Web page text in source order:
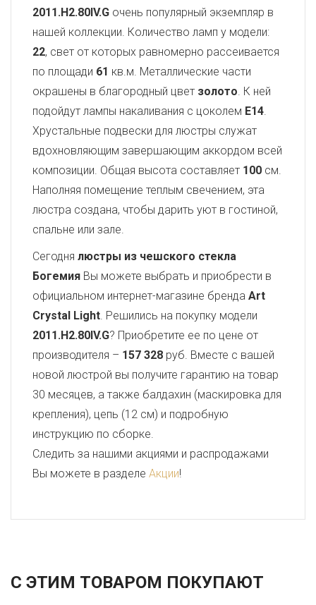
2011.H2.80IV.G очень популярный экземпляр в
нашей коллекции. Количество ламп у модели:
22, свет от которых равномерно рассеивается
по площади 61 кв.м. Металлические части
окрашены в благородный цвет золото. К ней
подойдут лампы накаливания с цоколем E14.
Хрустальные подвески для люстры служат
вдохновляющим завершающим аккордом всей
композиции. Общая высота составляет 100 см.
Наполняя помещение теплым свечением, эта
люстра создана, чтобы дарить уют в гостиной,
спальне или зале.
Сегодня люстры из чешского стекла
Богемия Вы можете выбрать и приобрести в
официальном интернет-магазине бренда Art
Crystal Light. Решились на покупку модели
2011.H2.80IV.G? Приобретите ее по цене от
производителя – 157 328 руб. Вместе с вашей
новой люстрой вы получите гарантию на товар
30 месяцев, а также балдахин (маскировка для
крепления), цепь (12 см) и подробную
инструкцию по сборке.
Следить за нашими акциями и распродажами
Вы можете в разделе Акции!
С ЭТИМ ТОВАРОМ ПОКУПАЮТ